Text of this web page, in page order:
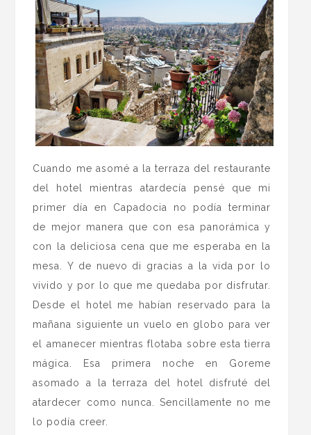
Cuando me asomé a la terraza del restaurante
del hotel mientras atardecía pensé que mi
primer día en Capadocia no podía terminar
de mejor manera que con esa panorámica y
con la deliciosa cena que me esperaba en la
mesa. Y de nuevo di gracias a la vida por lo
vivido y por lo que me quedaba por disfrutar.
Desde el hotel me habían reservado para la
mañana siguiente un vuelo en globo para ver
el amanecer mientras flotaba sobre esta tierra
mágica. Esa primera noche en Goreme
asomado a la terraza del hotel disfruté del
atardecer como nunca. Sencillamente no me
lo podía creer.